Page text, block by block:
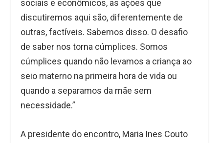
sociais e econômicos, as ações que
discutiremos aqui são, diferentemente de
outras, factíveis. Sabemos disso. O desafio
de saber nos torna cúmplices. Somos
cúmplices quando não levamos a criança ao
seio materno na primeira hora de vida ou
quando a separamos da mãe sem
necessidade.”
A presidente do encontro, Maria Ines Couto